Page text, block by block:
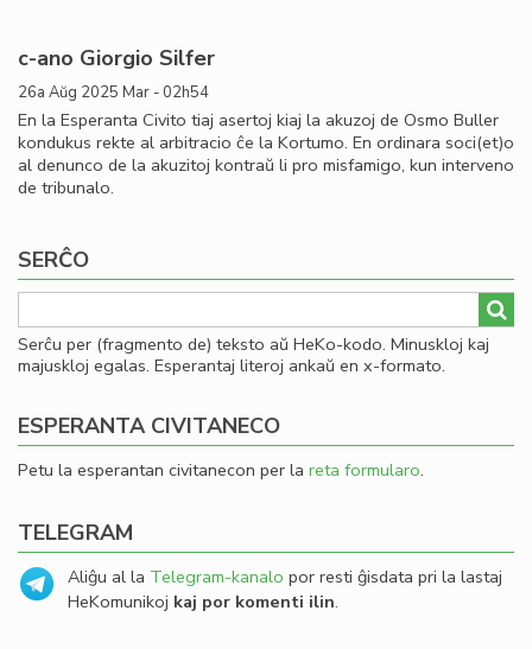
c-ano Giorgio Silfer
26a Aŭg 2025 Mar - 02h54
En la Esperanta Civito tiaj asertoj kiaj la akuzoj de Osmo Buller
kondukus rekte al arbitracio ĉe la Kortumo. En ordinara soci(et)o
al denunco de la akuzitoj kontraŭ li pro misfamigo, kun interveno
de tribunalo.
SERĈO
Serĉu per (fragmento de) teksto aŭ HeKo-kodo. Minuskloj kaj
majuskloj egalas. Esperantaj literoj ankaŭ en x-formato.
ESPERANTA CIVITANECO
Petu la esperantan civitanecon per la reta formularo.
TELEGRAM
Aliĝu al la Telegram-kanalo por resti ĝisdata pri la lastaj
HeKomunikoj kaj por komenti ilin.